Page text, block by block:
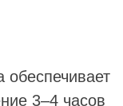
3–4 часов